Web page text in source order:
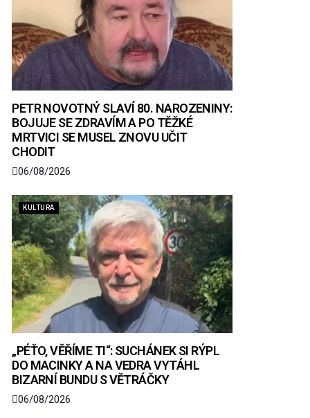
PETR NOVOTNÝ SLAVÍ 80. NAROZENINY:
BOJUJE SE ZDRAVÍM A PO TĚŽKÉ
MRTVICI SE MUSEL ZNOVU UČIT
CHODIT
06/08/2026
KULTURA
„PÉŤO, VĚŘÍME TI“: SUCHÁNEK SI RÝPL
DO MACINKY A NA VEDRA VYTÁHL
BIZARNÍ BUNDU S VĚTRÁČKY
06/08/2026